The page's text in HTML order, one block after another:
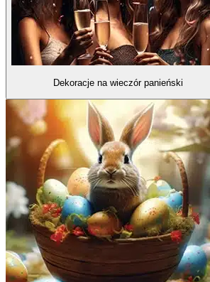
Dekoracje na wieczór panieński